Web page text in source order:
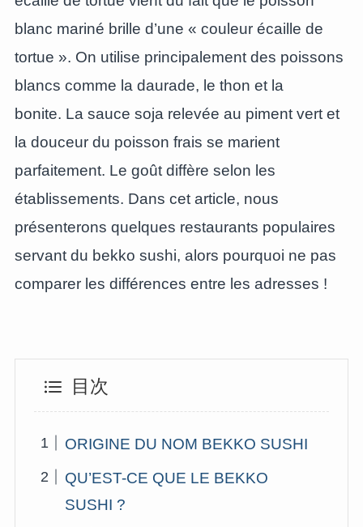
blanc mariné brille d’une « couleur écaille de
tortue ». On utilise principalement des poissons
blancs comme la daurade, le thon et la
bonite. La sauce soja relevée au piment vert et
la douceur du poisson frais se marient
parfaitement. Le goût diffère selon les
établissements. Dans cet article, nous
présenterons quelques restaurants populaires
servant du bekko sushi, alors pourquoi ne pas
comparer les différences entre les adresses !
目次
ORIGINE DU NOM BEKKO SUSHI
QU’EST-CE QUE LE BEKKO
SUSHI ?